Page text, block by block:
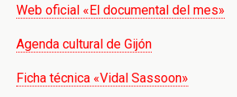
Web oficial «El documental del mes»
Agenda cultural de Gijón
Ficha técnica «Vidal Sassoon»